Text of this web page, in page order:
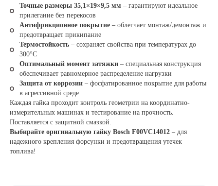
Точные размеры 35,1×19×9,5 мм – гарантируют идеальное
прилегание без перекосов
Антифрикционное покрытие – облегчает монтаж/демонтаж и
предотвращает прикипание
Термостойкость – сохраняет свойства при температурах до
300°C
Оптимальный момент затяжки – специальная конструкция
обеспечивает равномерное распределение нагрузки
Защита от коррозии – фосфатированное покрытие для работы
в агрессивной среде
Каждая гайка проходит контроль геометрии на координатно-
измерительных машинах и тестирование на прочность.
Поставляется с защитной смазкой.
Выбирайте оригинальную гайку Bosch F00VC14012 – для
надежного крепления форсунки и предотвращения утечек
топлива!